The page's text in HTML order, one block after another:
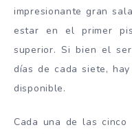
impresionante gran
estar en el primer
superior. Si bien el
días de cada siete,
disponible.
Cada una de las